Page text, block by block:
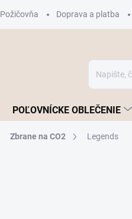
Požičovňa Doprava a platba
POĽOVNÍCKE OBLEČENIE
Zbrane na CO2 Legends